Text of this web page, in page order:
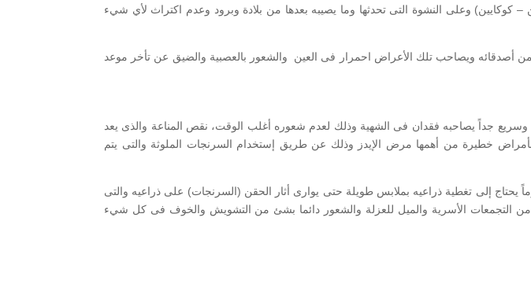
وعلى النشوة التى تحدثها وما يصيبه بعدها من بلادة وبرود وعدم اكتراث لأي شيء
من أصدقائه ويصاحب تلك الأعراض احمرار فى العين والشعور بالعصبية والضيق عن تأخر موعد
جداً يصاحبه فقدان فى الشهية وذلك لعدم شعوره أغلب الوقت، نقص المناعة والذى يعد
خطيرة من أهمها مرض الإيدز وذلك عن طريق إستخدام السرنجات الملوثة والتى يتم
يحتاج إلى تغطية ذراعيه بملابس طويلة حتى يوارى أثار الحقن (السرنجات) على ذراعيه والتى
من التجمعات الأسرية والميل للعزلة والشعور دائما بشئ من التشويش والخوف فى كل شيء